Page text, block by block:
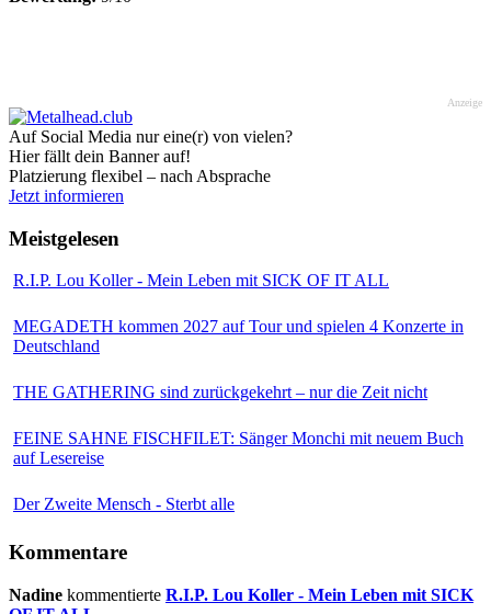
Anzeige
Auf Social Media nur eine(r) von vielen?
Hier fällt dein Banner auf!
Platzierung flexibel – nach Absprache
Jetzt informieren
Meistgelesen
R.I.P. Lou Koller - Mein Leben mit SICK OF IT ALL
MEGADETH kommen 2027 auf Tour und spielen 4 Konzerte in
Deutschland
THE GATHERING sind zurückgekehrt – nur die Zeit nicht
FEINE SAHNE FISCHFILET: Sänger Monchi mit neuem Buch
auf Lesereise
Der Zweite Mensch - Sterbt alle
Kommentare
Nadine kommentierte R.I.P. Lou Koller - Mein Leben mit SICK